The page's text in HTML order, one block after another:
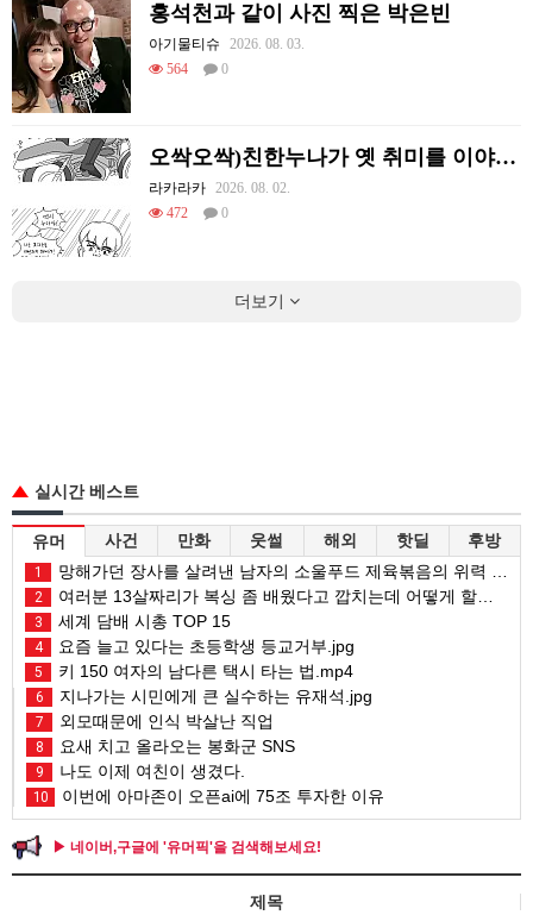
홍석천과 같이 사진 찍은 박은빈
아기물티슈
2026. 08. 03.
564
0
오싹오싹)친한누나가 옛 취미를 이야기하는 만화.manhwa
라카라카 2026. 08. 02.
472
0
더보기
실시간 베스트
유머 사건 만화 웃썰 해외 핫딜 후방
1 망해가던 장사를 살려낸 남자의 소울푸드 제육볶음의 위력 ㅋㅋ
2 여러분 13살짜리가 복싱 좀 배웠다고 깝치는데 어떻게 할까요?
3 세계 담배 시총 TOP 15
4 요즘 늘고 있다는 초등학생 등교거부.jpg
5 키 150 여자의 남다른 택시 타는 법.mp4
6 지나가는 시민에게 큰 실수하는 유재석.jpg
7 외모때문에 인식 박살난 직업
8 요새 치고 올라오는 봉화군 SNS
9 나도 이제 여친이 생겼다.
10 이번에 아마존이 오픈ai에 75조 투자한 이유
▶ 네이버,구글에 '유머픽'을 검색해보세요!
제목